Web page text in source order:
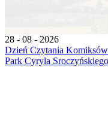
28 - 08 - 2026
Dzień Czytania
Park Cyryla